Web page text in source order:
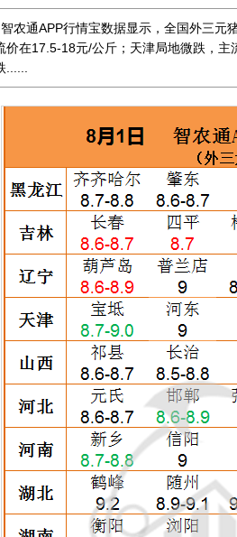
农通APP行情宝数据显示，全国外三元
价在17.5-18元/公斤；天津局地微跌，
......